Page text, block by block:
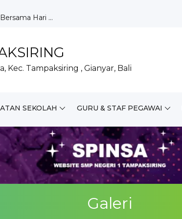
Hari ...
Tahun 2...
Matang...
Piket...
Ikuti Lomb...
Kec. Tampaksiring , Gianyar, Bali
SEKOLAH GURU & STAF PEGAWAI
Galeri